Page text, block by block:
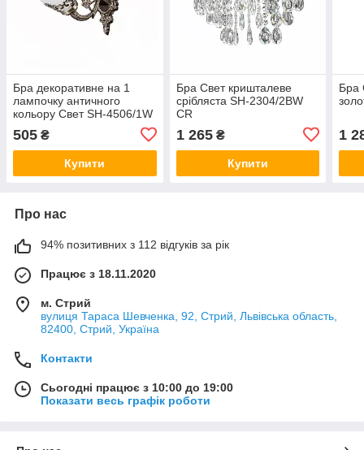
Бра декоративне на 1
лампочку античного
кольору Свет SH-4506/1W
505 ₴
Купити
Бра Свет кришталеве
срібляста SH-2304/2BW
CR
1 265₴
Купити
Бра
1
Про нас
94% позитивних з 112 відгуків за рік
Працює з 18.11.2020
м. Стрий
вулиця Тараса Шевченка, 92, Стрий, Львівська область,
82400, Стрий, Україна
Контакти
Сьогодні працює з 10:00 до 19:00
Показати весь графік роботи